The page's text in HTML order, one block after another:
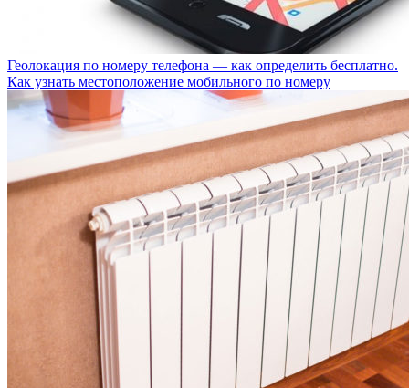
Геолокация по номеру телефона — как определить бесплатно.
Как узнать местоположение мобильного по номеру